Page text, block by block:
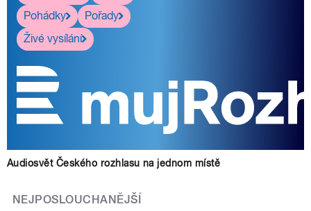
Pohádky
Pořady
Živé vysílání
Audiosvět Českého rozhlasu na jednom místě
NEJPOSLOUCHANĚJŠÍ